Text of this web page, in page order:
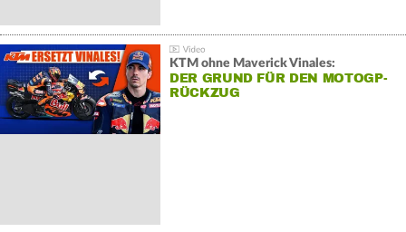
KTM ohne Maverick Vinales:
DER GRUND FÜR DEN MOTOGP-
RÜCKZUG